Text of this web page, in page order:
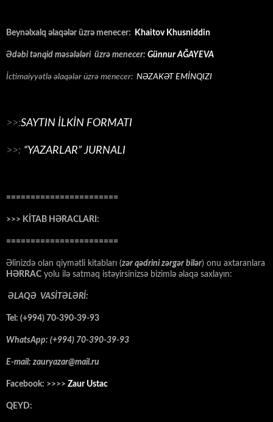
Beynəlxalq əlaqələr üzrə menecer: Khaitov Khusniddin
Ədəbi tənqid məsələləri üzrə menecer: Günnur AĞAYEVA
İctimaiyyətlə əlaqələr üzrə menecer: NƏZAKƏT EMİNQIZI
>>:SAYTIN İLKİN FORMATI
>>: “YAZARLAR” JURNALI
=======================
>>> KİTAB HƏRACLARI:
=======================
Əlinizdə olan qiymətli kitabları (zər qədrini zərgər bilər) onu axtaranlara
HƏRRAC yolu ilə satmaq istəyirsinizsə bizimlə əlaqə saxlayın:
ƏLAQƏ VASİTƏLƏRİ:
Tel: (+994) 70-390-39-93
WhatsApp: (+994) 70-390-39-93
E-mail: zauryazar@mail.ru
Facebook: >>>> Zaur Ustac
QEYD: